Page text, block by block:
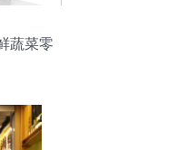
蔬菜零